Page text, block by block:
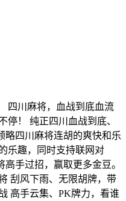
四川麻将，血战到底血流
停！ 纯正四川血战到底、
略四川麻将连胡的爽快和乐
乐趣，同时支持联网对
手过招，赢取更多金豆。
刮风下雨、无限胡牌，带
高手云集、PK牌力，看谁